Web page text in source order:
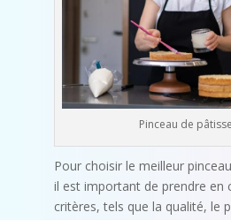
Pinceau de
Pour choisir le meilleur
il est important de prendre en
critères, tels que la qualité, le